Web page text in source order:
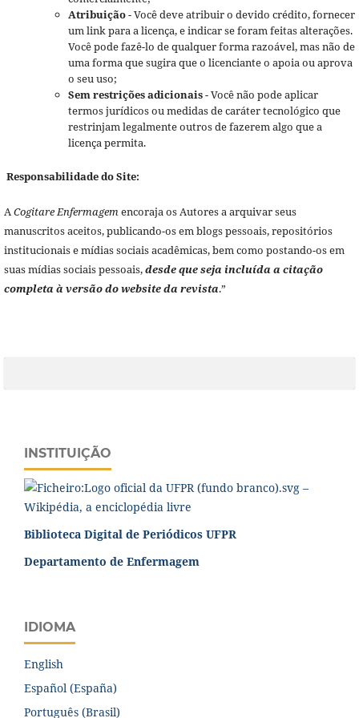
Atribuição- Você deve atribuir o devido crédito, fornecer
um link para a licença, e indicar se foram feitas alterações.
Você pode fazê-lo de qualquer forma razoável, mas não de
uma forma que sugira que o licenciante o apoia ou aprova
o seu uso;
Sem restrições adicionais- Você não pode aplicar
termos jurídicos ou medidas de caráter tecnológico que
restrinjam legalmente outros de fazerem algo que a
licença permita.
Responsabilidade do Site:
ACogitare Enfermagemencoraja os Autores a arquivar seus
manuscritos aceitos, publicando-os em blogs pessoais, repositórios
institucionais e mídias sociais acadêmicas, bem como postando-os em
suas mídias sociais pessoais,desde que seja incluída a citação
completa à versão do website da revista.”
INSTITUIÇÃO
Biblioteca Digital de Periódicos UFPR
Departamento de Enfermagem
IDIOMA
English
Español (España)
Português (Brasil)